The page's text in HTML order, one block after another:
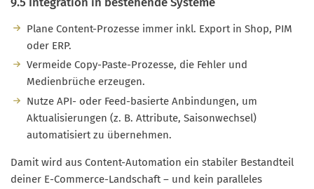
Plane Content-Prozesse immer inkl. Export in Shop, PIM
oder ERP.
Vermeide Copy-Paste-Prozesse, die Fehler und
Medienbrüche erzeugen.
Nutze API- oder Feed-basierte Anbindungen, um
Aktualisierungen (z. B. Attribute, Saisonwechsel)
automatisiert zu übernehmen.
Damit wird aus Content-Automation ein stabiler Bestandteil
deiner E-Commerce-Landschaft – und kein paralleles